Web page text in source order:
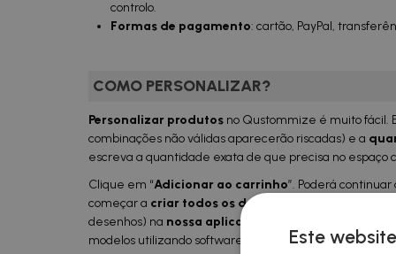
controlo.
Formas de pagamento: cartão, PayPal,
COMO PERSONALIZAR?
Personalizar produtos no Qustommize é muito fácil.
combinações não válidas aparecerão riscadas) e a qu
escreva a quantidade exata de que precisa no espaço
Clique em “Adicionar ao carrinho”. Poderá
começar a criar todos os desenhos
desenhos) na nossa aplicação
modelos utilizando software externo.Este